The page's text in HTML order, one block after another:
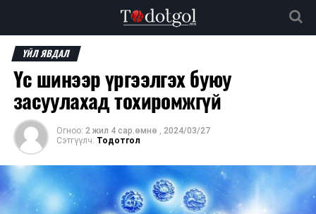
ҮЙЛ ЯВДАЛ
Үс шинээр үргээлгэх буюу
засуулахад тохиромжгүй
Огноо: 2 жил 4 сар.өмнө , 2024/03/27
Сэтгүүлч: Тодотгол